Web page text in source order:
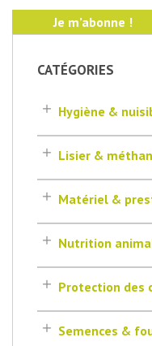
CATÉGORIES
Hygiène &
Lisier &
Matériel &
Nutrition
Protection des
Semences &